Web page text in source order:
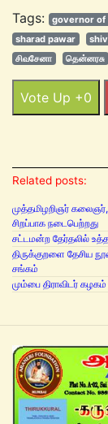
Tags: governor of
sharad pawar
சிவசேனா
தென்னரசு
Vote Up +0
Related posts:
முத்தமிழறிஞர்
சிறப்பாக நடைபெற்றது
சட்டமன்ற தேர்தலில்
திருக்குறளை தேசிய
சங்கம்
மும்பை திராவிடர்